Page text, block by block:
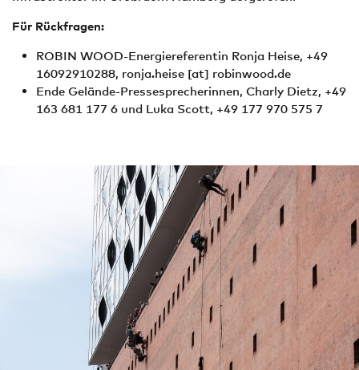
Für Rückfragen:
ROBIN WOOD-Energiereferentin Ronja Heise, +49
16092910288, ronja.heise [at] robinwood.de
Ende Gelände-Pressesprecherinnen, Charly Dietz, +49
163 681 177 6 und Luka Scott, +49 177 970 575 7